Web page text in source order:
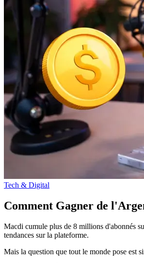
Tech & Digital
Comment Gagner de
Macdi cumule plus de 8 millions d'abonnés
tendances sur la plateforme.
Mais la question que tout le monde pose est